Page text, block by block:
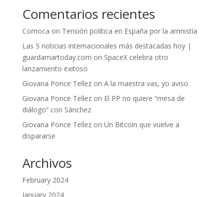
Comentarios recientes
Comoca on Tensión política en España por la amnistía
Las 5 noticias internacionales más destacadas hoy |
guardamartoday.com on SpaceX celebra otro
lanzamiento exitoso
Giovana Ponce Tellezon A la maestra vas, yo aviso.
Giovana Ponce Tellezon El PP no quiere “mesa de
diálogo” con Sánchez
Giovana Ponce Tellezon Un Bitcoin que vuelve a
dispararse
Archivos
February 2024
January 2024